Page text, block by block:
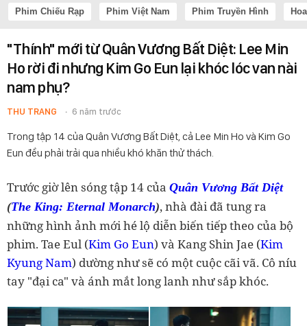
Phim Chiếu Rạp Phim Việt Nam Phim Truyền Hình
"Thính" mới từ Quân Vương Bất Diệt: Lee Min
Ho rời đi nhưng Kim Go Eun lại khóc lóc van nài
nam phụ?
THU TRANG 6 năm trước
Trong tập 14 của Quân Vương Bất Diệt, cả Lee Min Ho và Kim Go
Eun đều phải trải qua nhiều khó khăn thử thách.
Trước giờ lên sóng tập 14 của Quân Vương Bất Diệt
(The King: Eternal Monarch), nhà đài đã tung ra
những hình ảnh mới hé lộ diễn biến tiếp theo của bộ
phim. Tae Eul (Kim Go Eun) và Kang Shin Jae (Kim
Kyung Nam) dường như sẽ có một cuộc cãi vã. Cô níu
tay "đại ca" và ánh mắt long lanh như sắp khóc.